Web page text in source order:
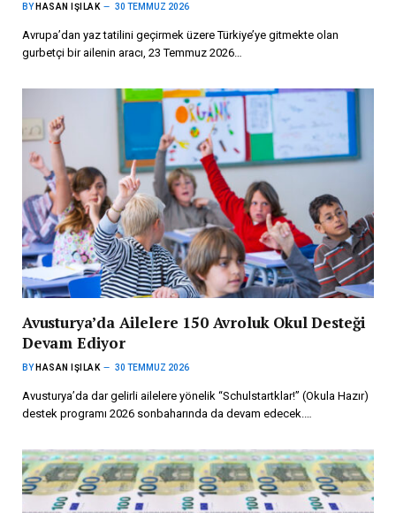
BY HASAN IŞILAK 30 TEMMUZ 2026
Avrupa’dan yaz tatilini geçirmek üzere Türkiye’ye gitmekte olan
gurbetçi bir ailenin aracı, 23 Temmuz 2026…
Avusturya’da Ailelere 150 Avroluk Okul Desteği
Devam Ediyor
BY HASAN IŞILAK 30 TEMMUZ 2026
Avusturya’da dar gelirli ailelere yönelik “Schulstartklar!” (Okula Hazır)
destek programı 2026 sonbaharında da devam edecek.…